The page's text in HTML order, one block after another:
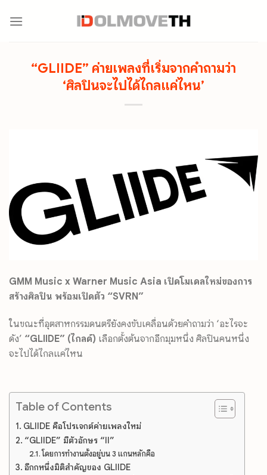
“GLIIDE” ค่ายเพลงที่เริ่มจากคำถามว่า
‘ศิลปินจะไปได้ไกลแค่ไหน’
GMM Music x Warner Music Asia เปิดโมเดลใหม่ของการ
สร้างศิลปิน พร้อมเปิดตัว “SVRN”
ในขณะที่อุตสาหกรรมดนตรียังคงขับเคลื่อนด้วยคำถามว่า ‘อะไรจะ
ดัง’ “GLIIDE” (ไกลด์) เลือกตั้งต้นจากอีกมุมหนึ่ง ศิลปินคนหนึ่ง
จะไปได้ไกลแค่ไหน
Table of Contents
GLIIDE คือโปรเจกต์ค่ายเพลงใหม่
“GLIIDE” มีตัวอักษร “II”
โดยการทำงานตั้งอยู่บน 3 แกนหลักคือ
อีกกหนึ่งมิติสำคัญของ GLIIDE